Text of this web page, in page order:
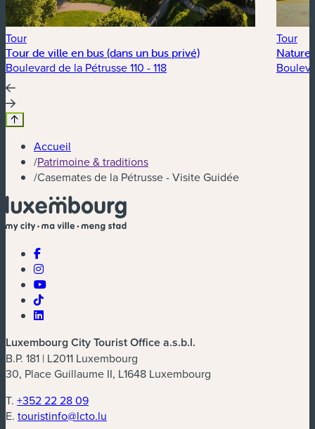
Tour
Tour de ville en bus (dans un bus privé)
Boulevard de la Pétrusse 110 - 118
Tour
Nature
Accueil
/Patrimoine & traditions
/Casemates de la Pétrusse - Visite Guidée
Luxembourg City Tourist Office a.s.b.l.
B.P. 181 | L2011 Luxembourg
30, Place Guillaume II, L1648 Luxembourg
T. +352 22 28 09
E. touristinfo@lcto.lu